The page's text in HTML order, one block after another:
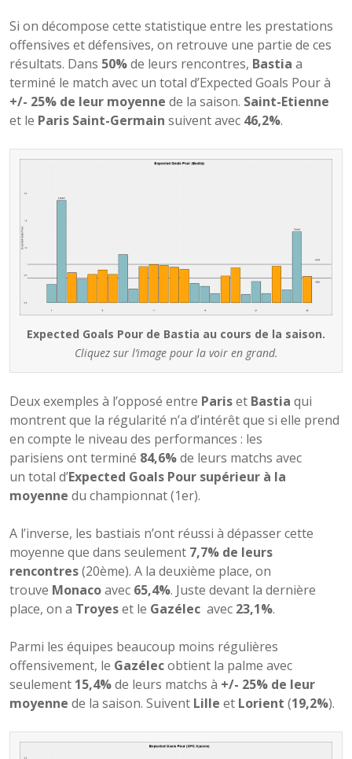
Si on décompose cette statistique entre les prestations
offensives et défensives, on retrouve une partie de ces
résultats. Dans 50%de leurs rencontres, Bastia a
terminé le match avec un total d’Expected Goals Pour à
+/- 25% de leur moyenne de la saison. Saint-Etienne
et le Paris Saint-Germain suivent avec 46,2%.
Expected Goals Pour de Bastia au cours de la saison.
Cliquez sur l’image pour la voir en grand.
Deux exemples à l’opposé entre Pariset Bastia qui
montrent que la régularité n’a d’intérêt que si elle prend
en compte le niveau des performances : les
parisiens ont terminé 84,6%de leurs matchs avec
un total d’Expected Goals Pour supérieur à la
moyenne du championnat (1er).
A l’inverse, les bastiais n’ont réussi à dépasser cette
moyenne que dans seulement 7,7% de leurs
rencontres(20ème). A la deuxième place, on
trouve Monacoavec 65,4%. Juste devant la dernière
place, on a Troyeset le Gazélec avec 23,1%.
Parmi les équipes beaucoup moins régulières
offensivement, le Gazélecobtient la palme avec
seulement 15,4%de leurs matchs à +/- 25% de leur
moyenne de la saison. Suivent Lille et Lorient (19,2%).